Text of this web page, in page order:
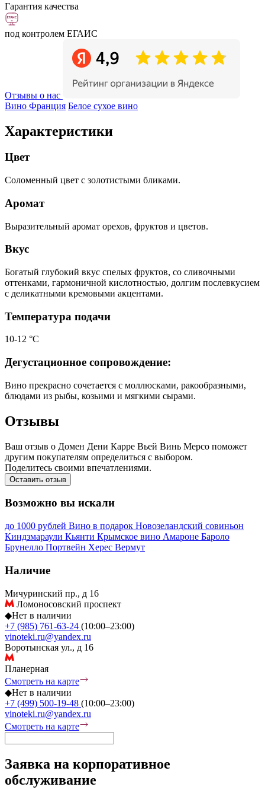
Гарантия качества
под контролем ЕГАИС
Отзывы о нас
Вино Франция Белое сухое вино
Характеристики
Цвет
Соломенный цвет с золотистыми бликами.
Аромат
Выразительный аромат орехов, фруктов и цветов.
Вкус
Богатый глубокий вкус спелых фруктов, со сливочными
оттенками, гармоничной кислотностью, долгим послевкусием
с деликатными кремовыми акцентами.
Температура подачи
10-12 °С
Дегустационное сопровождение:
Вино прекрасно сочетается с моллюсками, ракообразными,
блюдами из рыбы, козьими и мягкими сырами.
Отзывы
Ваш отзыв о Домен Дени Карре Вьей Винь Мерсо поможет
другим покупателям определиться с выбором.
Поделитесь своими впечатлениями.
Оставить отзыв
Возможно вы искали
до 1000 рублей Вино в подарок Новозеландский совиньон
Киндзмараули Кьянти Крымское вино Амароне Бароло
Брунелло Портвейн Херес Вермут
Наличие
Мичуринский пр., д 16
Ломоносовский проспект
◆Нет в наличии
+7 (985) 761-63-24 (10:00–23:00)
vinoteki.ru@yandex.ru
Воротынская ул., д 16
Планерная
Смотреть на карте
◆Нет в наличии
+7 (499) 500-19-48 (10:00–23:00)
vinoteki.ru@yandex.ru
Смотреть на карте
Заявка на корпоративное
обслуживание